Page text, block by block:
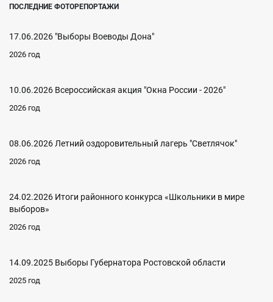
ПОСЛЕДНИЕ ФОТОРЕПОРТАЖИ
17.06.2026 "Выборы Воеводы Дона"
2026 год
10.06.2026 Всероссийская акция "Окна России - 2026"
2026 год
08.06.2026 Летний оздоровительный лагерь "Светлячок"
2026 год
24.02.2026 Итоги районного конкурса «Школьники в мире
выборов»
2026 год
14.09.2025 Выборы Губернатора Ростовской области
2025 год